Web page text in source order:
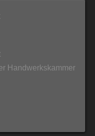
Handwerkskammer